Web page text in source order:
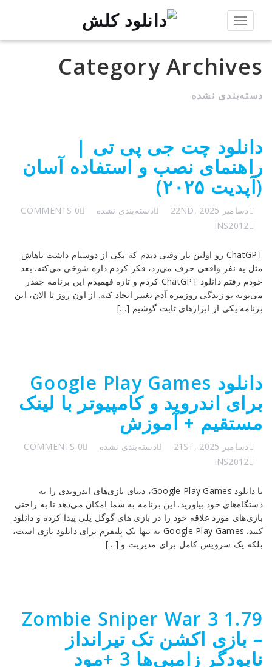
Toggle
Category Archives
دسته‌بندی نشده
دانلود چت جی پی تی |
راهنمای نصب و استفاده آسان
(آپدیت ۲۰۲۵)
دسامبر 22ND, 2025 دسته‌بندی نشده
0 COMMENTS
INS2012
ChatGPT رو اولین بار وقتی دیدم که یکی از دوستام داشت باهاش
مثل یه نفر واقعی حرف می‌زد، فکر کردم داره شوخی می‌کنه. بعد
خودم رفتم دانلود ChatGPT کردم و تازه فهمیدم این برنامه چقدر
می‌تونه تو زندگی روزمره آدم تغییر ایجاد کنه. از اون روز تا الان، این
برنامه یکی از ابزارهای ثابت گوشیم […]
دانلود Google Play Games
برای اندروید و کامپیوتر با لینک
مستقیم + آموزش
دسامبر 21ST, 2025 دسته‌بندی نشده
0 COMMENTS
INS2012
با دانلود Google Play Games، دنیای بازی‌های اندرویدی را به
دستگاه‌های خود بیاورید. این برنامه به شما امکان می‌دهد تا به راحتی
بازی‌های مورد علاقه خود را در بازی های گوگل پلی پیدا کرده و دانلود
کنید. Google Play Games نه تنها یک پلتفرم برای دانلود بازی است،
بلکه یک سرویس کامل برای مدیریت و […]
Zombie Sniper War 3 1.79
– بازی اکشن تک‌ تیرانداز
نابودگر زامبی‌ها 3 +مود